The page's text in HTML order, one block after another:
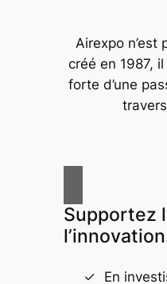
Airexpo n’est
créé en 1987,
forte d’une
Supportez
En